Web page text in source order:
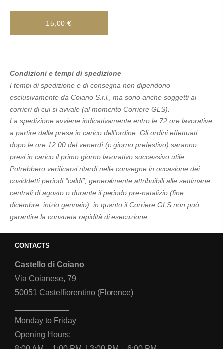
15,00€
Condizioni e tempi di spedizione
I tempi di spedizione e di consegna non dipendono
esclusivamente da Coiano S.r.l., ma sono anche soggetti ai
corrieri di cui si avvale (al momento Corriere GLS).
La spedizione avviene indicativamente entro le 72 ore lavorative
a partire dalla presa in carico dell’ordine. Gli ordini effettuati
dopo le ore 12.00 del venerdì (o giorno prefestivo) saranno
presi in carico il primo giorno lavorativo successivo utile
Potrebbero verificarsi ritardi nelle consegne in occasione dei
cosiddetti periodi “caldi”, generalmente attribuibili alle settimane
centrali di agosto o durante il periodo pre-natalizio (fine
dicembre, inizio gennaio), in quanto il Corriere GLS non può
garantire la consueta rapidità di esecuzione.
CONTACTS
Castello di Coiano
Via Coianese, 79
50051 Castelfiorentino (Florence)
Monday to Friday
Opening Hours: